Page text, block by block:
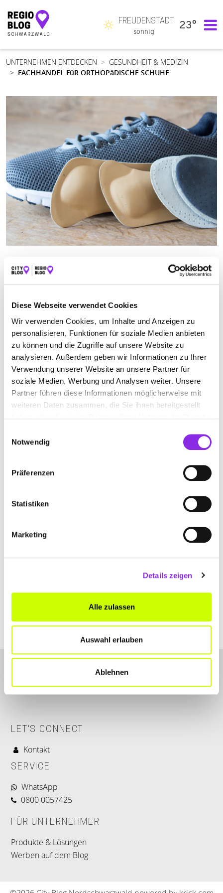
Diese Webseite verwendet Cookies
Wir verwenden Cookies, um Inhalte und Anzeigen zu
personalisieren, Funktionen für soziale Medien anbieten
zu können und die Zugriffe auf unsere Website zu
analysieren. Außerdem geben wir Informationen zu Ihrer
Verwendung unserer Website an unsere Partner für
soziale Medien, Werbung und Analysen weiter. Unsere
Partner führen diese Informationen möglicherweise mit
weiteren Daten zusammen, die Sie ihnen bereitgestellt
Notwendig
Präferenzen
Statistiken
Marketing
Details zeigen
Alle zulassen
Auswahl erlauben
Ablehnen
Hauptnavigation
FREUDENSTADT
sonnig
23°
UNTERNEHMEN ENTDECKEN
GESUNDHEIT & MEDIZIN
FACHHANDEL FüR ORTHOPäDISCHE SCHUHE
FACHHANDEL FÜR ORTHOPÄDISCHE SCHUHE
IN NAGOLD
Jetzt geöffnet
Suchen nach
Finden
ALLE BAD WILDBAD NAGOLD
OBERKIRCH
OBERNDORF AM NECKAR
Jetzt geöffnet
LAUFGUT HARTMANN
+4974523355
www.schuhhaushartmann.de
LET'S CONNECT
Kontakt
SERVICE
WhatsApp
0800 0057425
FÜR UNTERNEHMER
Produkte & Lösungen
Werben auf dem Blog